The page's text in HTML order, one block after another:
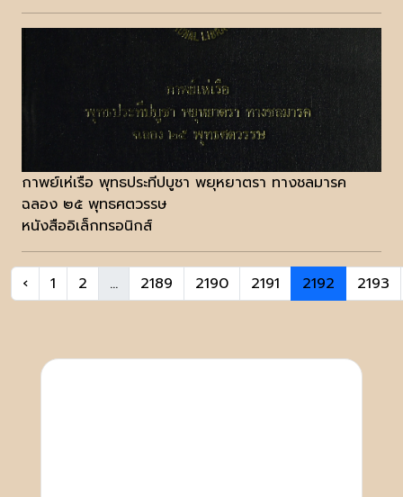
กาพย์เห่เรือ พุทธประทีปบูชา พยุหยาตรา ทางชลมารค
ฉลอง ๒๕ พุทธศตวรรษ
หนังสืออิเล็กทรอนิกส์
‹ 1 2 ... 2189 2190 2191 2192 2193